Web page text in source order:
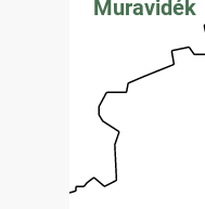
Muravidék